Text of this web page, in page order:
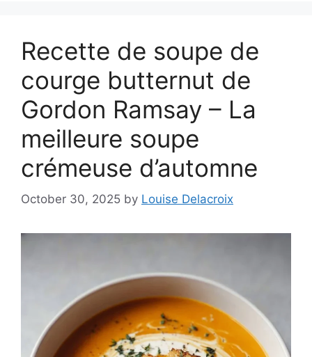
Recette de soupe de
courge butternut de
Gordon Ramsay – La
meilleure soupe
crémeuse d’automne
October 30, 2025 by Louise Delacroix